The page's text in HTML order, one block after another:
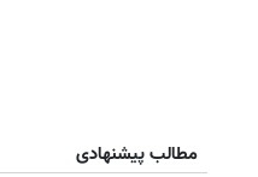
مطالب پیشنهادی